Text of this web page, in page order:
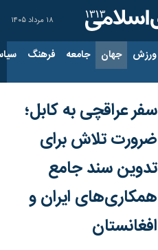
۱۸ مرداد ۱۴۰۵
ورزش جهان جامعه فرهنگ
سفر عراقچی به کابل؛
ضرورت تلاش برای
تدوین سند جامع
همکاری‌های ایران و
افغانستان